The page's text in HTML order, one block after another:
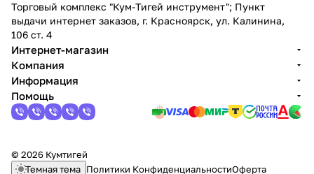
Торговый комплекс "Кум-Тигей инструмент"; Пункт
выдачи интернет заказов, г. Красноярск, ул. Калинина,
106 ст. 4
Интернет-магазин
Компания
Информация
Помощь
© 2026 Кумтигей
Темная тема Политики КонфиденциальностиОферта